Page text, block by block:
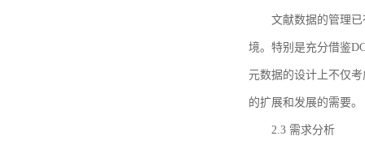
文献数据的管理
境。特别是充分借鉴
元数据的设计上不仅
的扩展和发展的需要。
2.3 需求分析